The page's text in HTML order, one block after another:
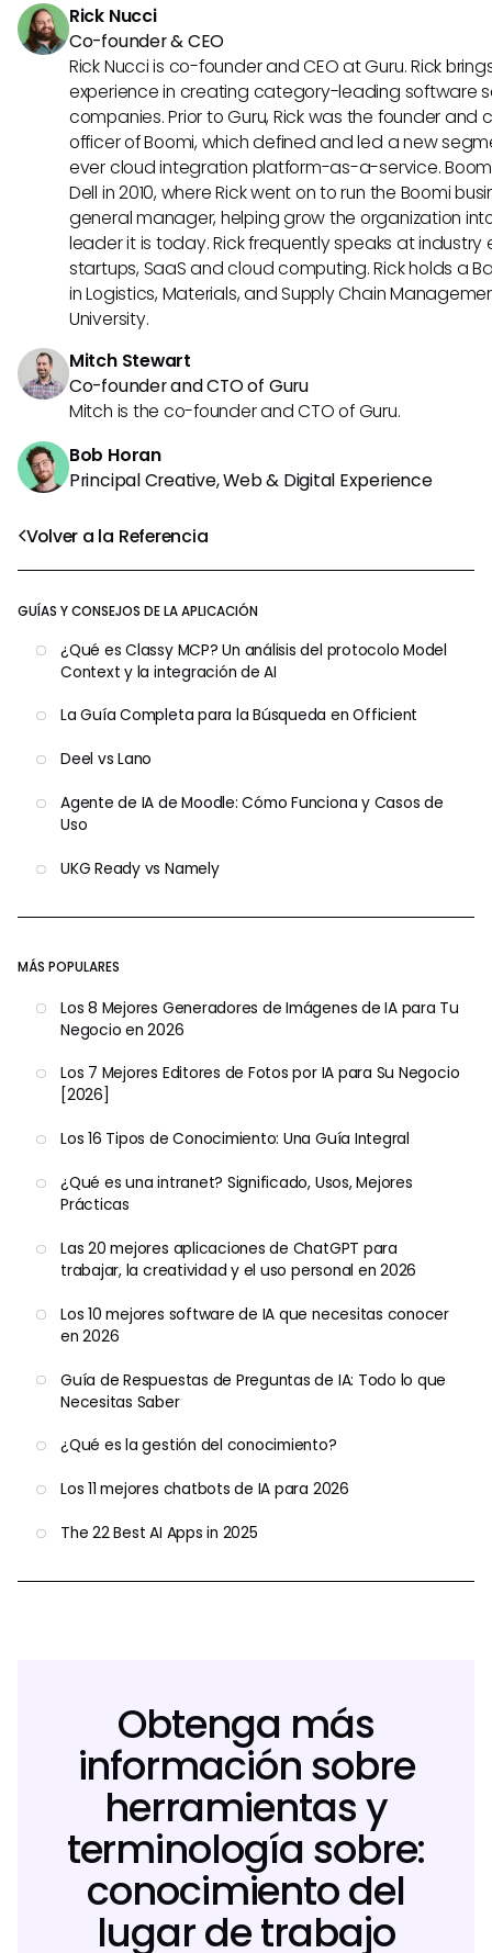
Volver a la Referencia
GUÍAS Y CONSEJOS DE LA APLICACIÓN
¿Qué es Classy MCP? Un análisis del protocolo Model
Context y la integración de AI
La Guía Completa para la Búsqueda en Officient
Deel vs Lano
Agente de IA de Moodle: Cómo Funciona y Casos de
Uso
UKG Ready vs Namely
MÁS POPULARES
Los 8 Mejores Generadores de Imágenes de IA para Tu
Negocio en 2026
Los 7 Mejores Editores de Fotos por IA para Su Negocio
[2026]
Los 16 Tipos de Conocimiento: Una Guía Integral
¿Qué es una intranet? Significado, Usos, Mejores
Prácticas
Las 20 mejores aplicaciones de ChatGPT para
trabajar, la creatividad y el uso personal en 2026
Los 10 mejores software de IA que necesitas conocer
en 2026
Guía de Respuestas de Preguntas de IA: Todo lo que
Necesitas Saber
¿Qué es la gestión del conocimiento?
Los 11 mejores chatbots de IA para 2026
The 22 Best AI Apps in 2025
los recursos.
Rick Nucci
Co-founder & CEO
Rick Nucci is co-founder and CEO at Guru. Rick
experience in creating category-leading software
companies. Prior to Guru, Rick was the founder and
officer of Boomi, which defined and led a new
ever cloud integration platform-as-a-service.
Dell in 2010, where Rick went on to run the Boomi
general manager, helping grow the organization
leader it is today. Rick frequently speaks at
startups, SaaS and cloud computing. Rick holds a
in Logistics, Materials, and Supply Chain
University.
Mitch Stewart
Co-founder and CTO of Guru
Mitch is the co-founder and CTO of Guru.
Bob Horan
Principal Creative, Web & Digital Experience
Obtenga más
información sobre
herramientas y
terminología sobre:
conocimiento del
lugar de trabajo